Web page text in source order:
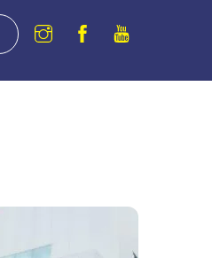
InstagramFacebook